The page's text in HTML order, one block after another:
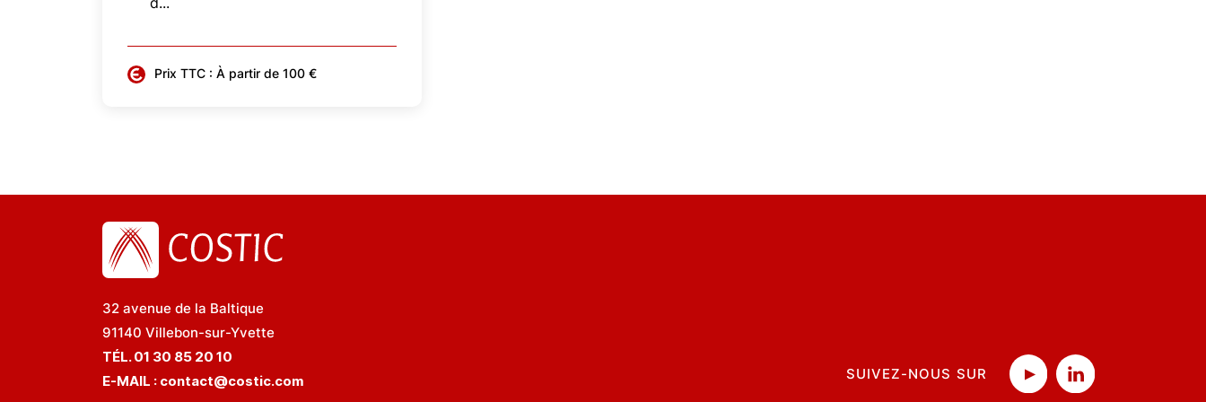
Prix TTC : À partir de 100 €
32 avenue de la Baltique
91140 Villebon-sur-Yvette
TÉL. 01 30 85 20 10
E-MAIL : contact@costic.com SUIVEZ-NOUS SUR